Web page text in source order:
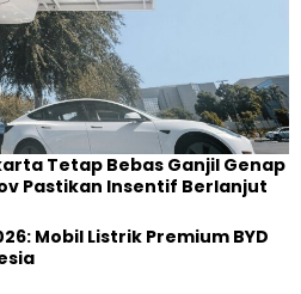
Tetap Bebas Ganjil Genap
Pastikan Insentif Berlanjut
Mobil Listrik Premium BYD